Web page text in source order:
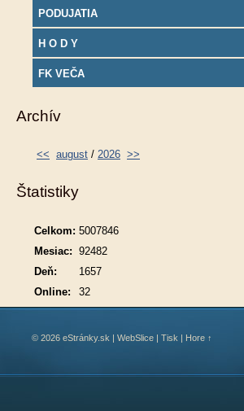
PODUJATIA
H O D Y
FK VEČA
Archív
<< august / 2026 >>
Štatistiky
Online: 32
Celkom: 5007846
Mesiac: 92482
Deň:
1657
© 2026 eStránky.sk | WebSlice | Tisk | Hore ↑